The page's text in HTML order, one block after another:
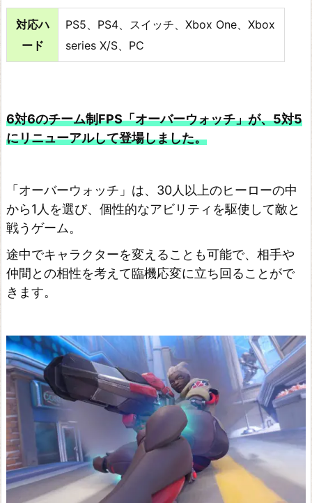
p
e
x
g
e
コ
ル
オ
ブ
ュ
ー
テ
ィ
ァ
ン
ガ
対応ハ
ード
PS5、PS4、スイッチ、Xbox One、Xbox
series X/S、PC
6対6のチーム制FPS「オーバーウォッチ」が、5対5
にリニューアルして登場しました。
「オーバーウォッチ」は、30人以上のヒーローの中
から1人を選び、個性的なアビリティを駆使して敵と
戦うゲーム。
途中でキャラクターを変えることも可能で、相手や
仲間との相性を考えて臨機応変に立ち回ることがで
きます。